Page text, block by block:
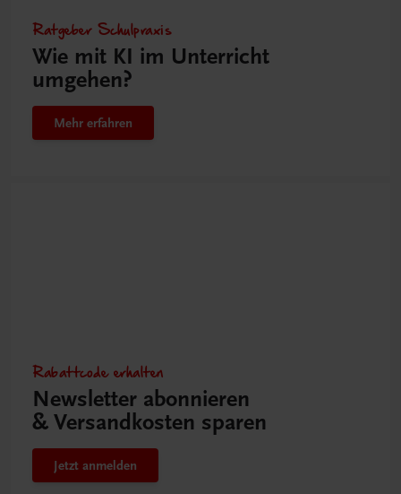
Ratgeber Schulpraxis
Wie mit KI im Unterricht
umgehen?
Mehr erfahren
Rabattcode erhalten
Newsletter abonnieren
& Versandkosten sparen
Jetzt anmelden